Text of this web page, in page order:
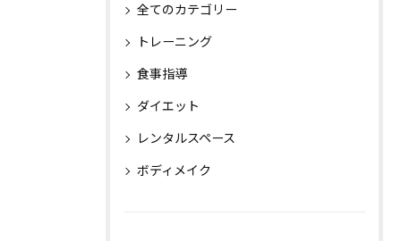
全てのカテゴリー
トレーニング
食事指導
ダイエット
レンタルスペース
ボディメイク